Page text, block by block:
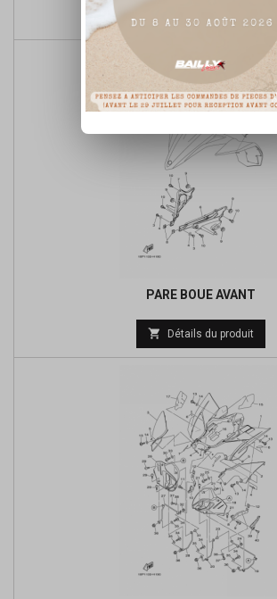
de
Détails du produit
PARE BOUE AVANT
 Détails du produit